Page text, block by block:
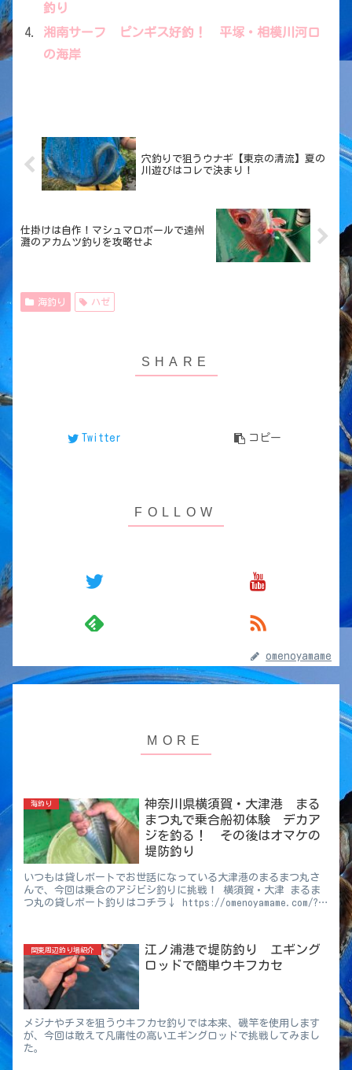
釣り
湘南サーフ ピンギス好釣！ 平塚・相模川河口
の海岸
穴釣りで狙うウナギ【東京の清流】夏の
川遊びはコレで決まり！
仕掛けは自作！マシュマロボールで遠州
灘のアカムツ釣りを攻略せよ
海釣り ハゼ
Twitter コピー
omenoyamame
海釣り
神奈川県横須賀・大津港 まる
まつ丸で乗合船初体験 デカア
ジを釣る！ その後はオマケの
堤防釣り
いつもは貸しボートでお世話になっている大津港のまるまつ丸さ
んで、今回は乗合のアジビシ釣りに挑戦！ 横須賀・大津 まるま
つ丸の貸しボート釣りはコチラ↓ https://omenoyamame.com/?
関東周辺釣り場紹介
江ノ浦港で堤防釣り エギング
ロッドで簡単ウキフカセ
メジナやチヌを狙うウキフカセ釣りでは本来、磯竿を使用します
が、今回は敢えて凡庸性の高いエギングロッドで挑戦してみまし
た。